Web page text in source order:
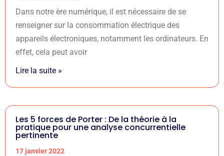
Dans notre ère numérique, il est nécessaire de se
renseigner sur la consommation électrique des
appareils électroniques, notamment les ordinateurs. En
effet, cela peut avoir
Lire la suite »
Les 5 forces de Porter : De la théorie à la
pratique pour une analyse concurrentielle
pertinente
17 janvier 2022